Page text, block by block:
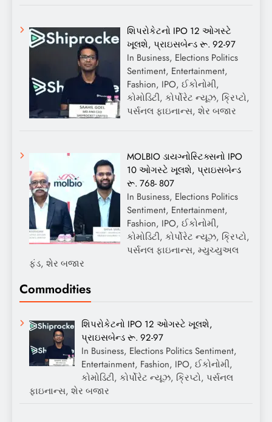
શિપરોકેટનો IPO 12 ઓગસ્ટે
ખૂલશે, પ્રાઇસબેન્ડ રૂ. 92-97
In Business, Elections Politics
Sentiment, Entertainment,
Fashion, IPO, ઈકોનોમી,
કોમોડિટી, કોર્પોરેટ ન્યૂઝ, ક્રિપ્ટો,
પર્સનલ ફાઇનાન્સ, શેર બજાર
MOLBIO ડાયગ્નોસ્ટિક્સનો IPO
10 ઓગસ્ટે ખૂલશે, પ્રાઇસબેન્ડ
રૂ. 768- 807
In Business, Elections Politics
Sentiment, Entertainment,
Fashion, IPO, ઈકોનોમી,
કોમોડિટી, કોર્પોરેટ ન્યૂઝ, ક્રિપ્ટો,
પર્સનલ ફાઇનાન્સ, મ્યુચ્યુઅલ
ફંડ, શેર બજાર
Commodities
શિપરોકેટનો IPO 12 ઓગસ્ટે ખૂલશે,
પ્રાઇસબેન્ડ રૂ. 92-97
In Business, Elections Politics Sentiment,
Entertainment, Fashion, IPO, ઈકોનોમી,
કોમોડિટી, કોર્પોરેટ ન્યૂઝ, ક્રિપ્ટો, પર્સનલ
ફાઇનાન્સ, શેર બજાર